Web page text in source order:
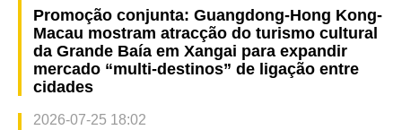
Promoção conjunta: Guangdong-Hong Kong-
Macau mostram atracção do turismo cultural
da Grande Baía em Xangai para expandir
mercado “multi-destinos” de ligação entre
cidades
2026-07-25 18:02